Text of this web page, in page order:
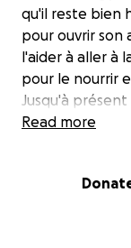
qu'il reste bien
pour ouvrir son
l'aider à aller à
pour le nourrir
Jusqu'à
de plus de
Read more